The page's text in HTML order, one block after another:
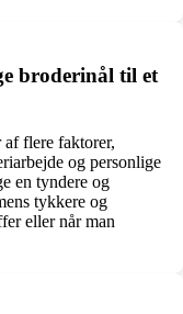
broderinål til et
flere faktorer,
og personlige
en tyndere og
tykkere og
eller når man